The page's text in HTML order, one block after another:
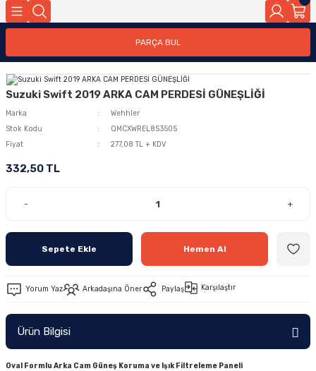
PARÇA BUL
Suzuki Swift 2019 ARKA CAM PERDESİ GÜNEŞLİĞİ
Marka
Wehhler
Stok Kodu
QMCXWREL8S3505
Fiyat
277,08 TL + KDV
332,50 TL
- +
Sepete Ekle Hemen Al
Yorum Yaz Arkadaşına Öner Paylaş Karşılaştır
Ürün Bilgisi
Oval Formlu Arka Cam Güneş Koruma ve Işık Filtreleme Paneli